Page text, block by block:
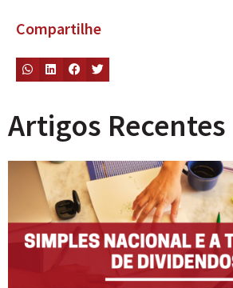
Compartilhe
Artigos Recentes